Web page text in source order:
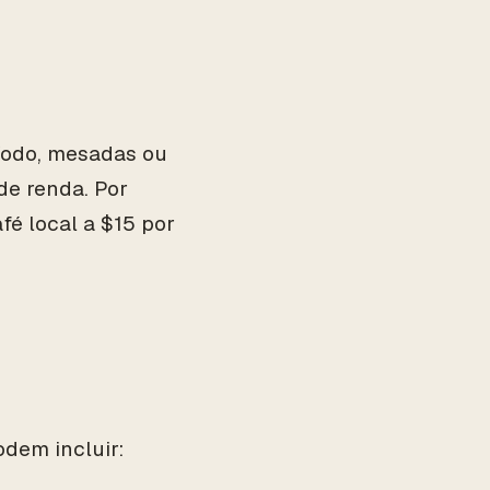
mesadas ou
renda. Por
local a $15 por
incluir: